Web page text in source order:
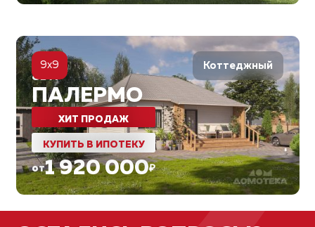
Коттеджный
9x9
81м²
ПАЛЕРМО
ХИТ ПРОДАЖ
КУПИТЬ В ИПОТЕКУ
от1 920 000₽
5